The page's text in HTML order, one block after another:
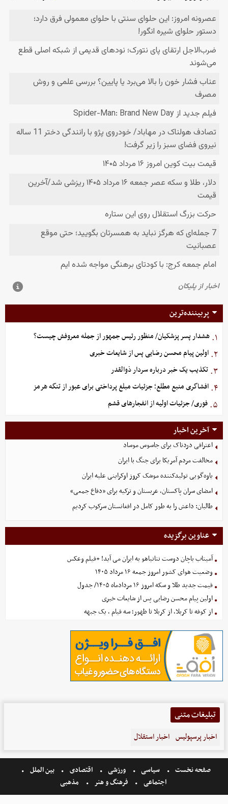
پربیننده‌ترین
۱. هشدار پسر پزشکیان/ منظور رئیس جمهور از جمله معروفش چیست؟
۲. اولین پیام محسن رضایی پس از شایعات خبری
۳. تکذیب یک خبر درباره سردار ذوالقدر
۴. افشاگری منبع مطلع؛ جزئیات مبلغ پرداختی برای عبور از تنگه هرمز
۵. فوری/ جزئیات اولیه از انفجارهای قشم
آخرین اخبار
اعترافی دردناک برای جاسوس موساد
مخالفت مردم آمریکا برای جنگ با ایران
یاوه‌گویی تولیدکننده موشک کروز اوکراینی علیه ایران
امضای سران پاکستان، عربستان و ترکیه برای «دفاع جمعی»
طالبان: داعش را به طور کامل در افغانستان سرکوب کردیم
عناوین برگزیده
آمیتاب باچان دوست نتانیاهو به ایران می آید! +فیلم وعکس
وضعیت هوای کشور امروز جمعه ۱۶ مرداد ۱۴۰۵
قیمت جدید طلا و سکه امروز ۱۶ مردادماه ۱۴۰۵/ جدول
اولین پیام محسن رضایی پس از شایعات خبری
از کوفه تا کربلا، از کربلا تا ظهور؛ سه قیام ، یک جبهه
تبلیغات متنی
اخبار پرسپولیس اخبار استقلال
صفحه نخست سیاسی ورزشی اقتصادی
بین الملل
اجتماعی
فرهنگ و هنر مذهبی